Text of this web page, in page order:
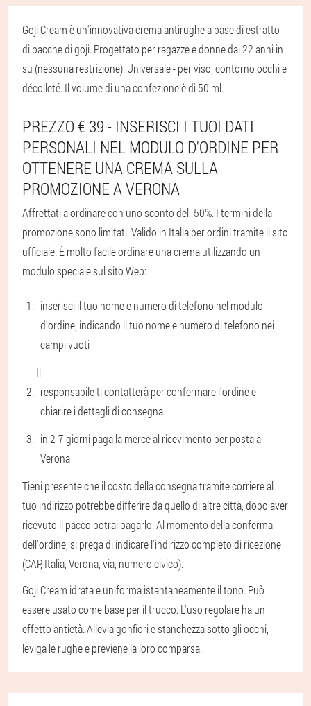
Goji Cream è un'innovativa crema antirughe a base di estratto
di bacche di goji. Progettato per ragazze e donne dai 22 anni in
su (nessuna restrizione). Universale - per viso, contorno occhi e
décolleté. Il volume di una confezione è di 50 ml.
PREZZO € 39 - INSERISCI I TUOI DATI
PERSONALI NEL MODULO D'ORDINE PER
OTTENERE UNA CREMA SULLA
PROMOZIONE A VERONA
Affrettati a ordinare con uno sconto del -50%. I termini della
promozione sono limitati. Valido in Italia per ordini tramite il sito
ufficiale. È molto facile ordinare una crema utilizzando un
modulo speciale sul sito Web:
inserisci il tuo nome e numero di telefono nel modulo
d'ordine, indicando il tuo nome e numero di telefono nei
campi vuoti
Il
responsabile ti contatterà per confermare l'ordine e
chiarire i dettagli di consegna
in 2-7 giorni paga la merce al ricevimento per posta a
Verona
Tieni presente che il costo della consegna tramite corriere al
tuo indirizzo potrebbe differire da quello di altre città, dopo aver
ricevuto il pacco potrai pagarlo. Al momento della conferma
dell'ordine, si prega di indicare l'indirizzo completo di ricezione
(CAP, Italia, Verona, via, numero civico).
Goji Cream idrata e uniforma istantaneamente il tono. Può
essere usato come base per il trucco. L'uso regolare ha un
effetto antietà. Allevia gonfiori e stanchezza sotto gli occhi,
leviga le rughe e previene la loro comparsa.